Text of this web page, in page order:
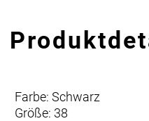
Farbe: Schwarz
Größe: 38